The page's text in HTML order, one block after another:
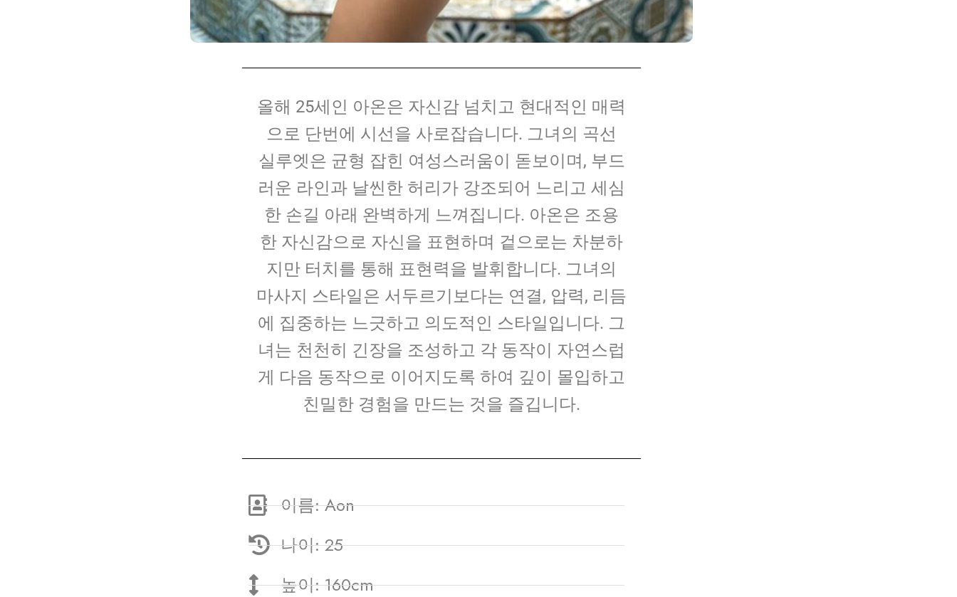
올해 25세인 아온은 자신감 넘치고 현대적인 매력
으로 단번에 시선을 사로잡습니다. 그녀의 곡선
실루엣은 균형 잡힌 여성스러움이 돋보이며, 부드
러운 라인과 날씬한 허리가 강조되어 느리고 세심
한 손길 아래 완벽하게 느껴집니다. 아온은 조용
한 자신감으로 자신을 표현하며 겉으로는 차분하
지만 터치를 통해 표현력을 발휘합니다. 그녀의
마사지 스타일은 서두르기보다는 연결, 압력, 리듬
에 집중하는 느긋하고 의도적인 스타일입니다. 그
녀는 천천히 긴장을 조성하고 각 동작이 자연스럽
게 다음 동작으로 이어지도록 하여 깊이 몰입하고
친밀한 경험을 만드는 것을 즐깁니다.
이름: Aon
나이: 25
높이: 160cm